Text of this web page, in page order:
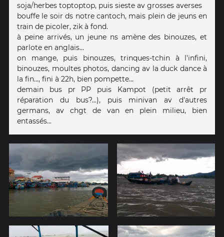
soja/herbes toptoptop, puis sieste av grosses averses
bouffe le soir ds notre cantoch, mais plein de jeuns en
train de picoler, zik à fond.
à peine arrivés, un jeune ns amène des binouzes, et
parlote en anglais...
on mange, puis binouzes, trinques-tchin à l'infini,
binouzes, moultes photos, dancing av la duck dance à
la fin..., fini à 22h, bien pompette...
demain bus pr PP puis Kampot (petit arrêt pr
réparation du bus?...), puis minivan av d'autres
germans, av chgt de van en plein milieu, bien
entassés...